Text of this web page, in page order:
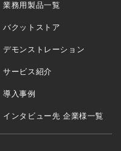
業務用製品一覧
バクットストア
デモンストレーション
サービス紹介
導入事例
インタビュー先 企業様一覧